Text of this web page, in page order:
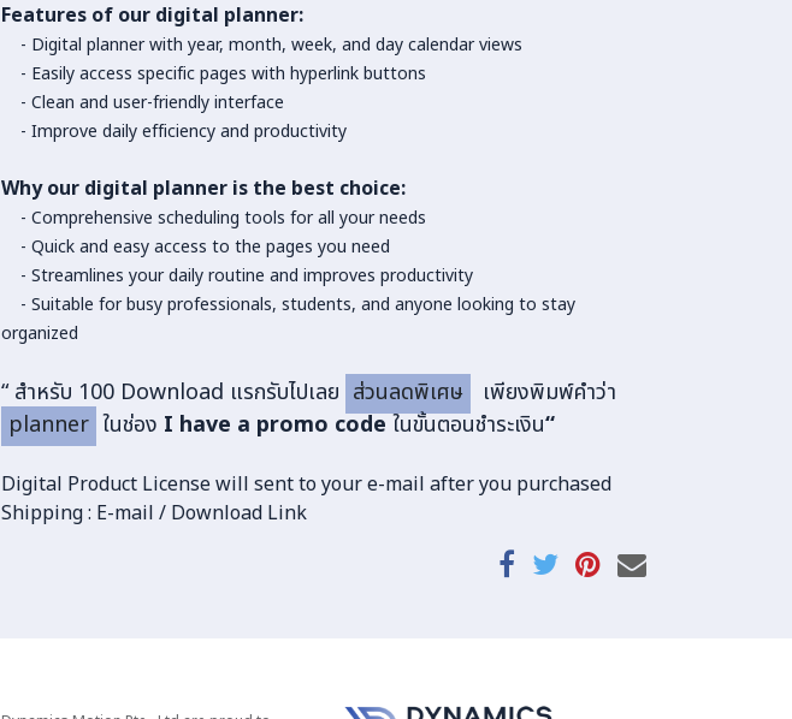
Features of our digital planner:
- Digital planner with year, month, week, and day calendar views
- Easily access specific pages with hyperlink buttons
- Clean and user-friendly interface
- Improve daily efficiency and productivity
Why our digital planner is the best choice:
- Comprehensive scheduling tools for all your needs
- Quick and easy access to the pages you need
- Streamlines your daily routine and improves productivity
- Suitable for busy professionals, students, and anyone looking to stay
organized
“ สำหรับ 100 Download แรกรับไปเลย ส่วนลดพิเศษ
เพียงพิมพ์คำว่า
planner ในช่อง I have a promo code ในขั้นตอนชำระเงิน“
Digital Product License will sent to your e-mail after you purchased
Shipping : E-mail / Download Link